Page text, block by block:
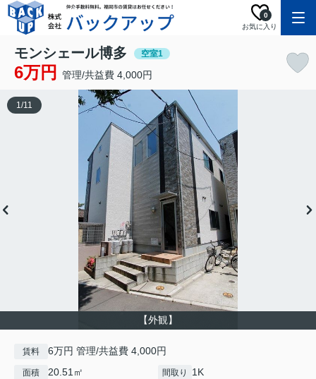
お気に入り
0
モンシェール博多 空室1
6万円 管理/共益費 4,000円
【外観】
1/11
賃料 6万円 管理/共益費 4,000円
面積 20.51㎡ 間取り 1K